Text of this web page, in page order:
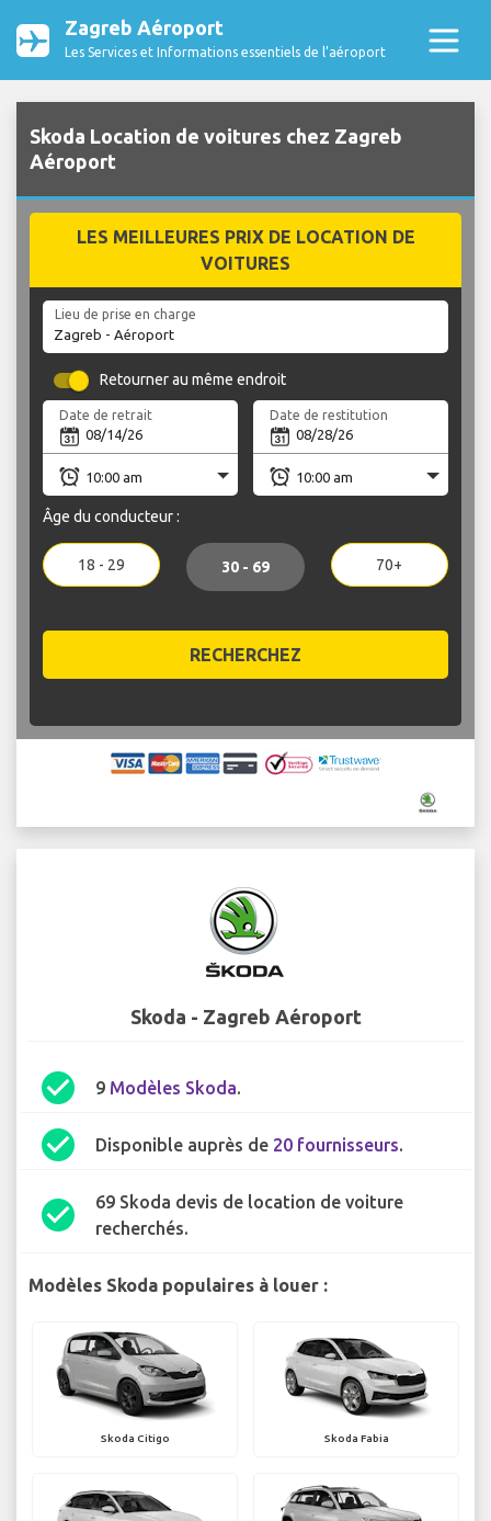
Zagreb Aéroport
Les Services et Informations essentiels de l’aéroport
Skoda Location de voitures chez Zagreb
Aéroport
LES MEILLEURES PRIX DE LOCATION DE
VOITURES
Lieu de prise en charge
Retourner au même endroit
Date de retrait Date de restitution
Âge du conducteur :
18 - 29 30 - 69 70+
RECHERCHEZ
Skoda - Zagreb Aéroport
check_circle 9 Modèles Skoda.
check_circle Disponible auprès de 20 fournisseurs.
check_circle
69 Skoda devis de location de voiture
recherchés.
Modèles Skoda populaires à louer :
Skoda Citigo Skoda Fabia